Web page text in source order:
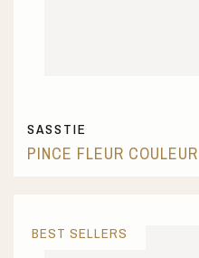
SASSTIE
PINCE FLEUR
BEST SELLERS